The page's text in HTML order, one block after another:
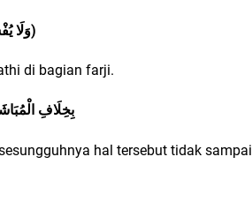
وَلَا يُفْسِدُهُ إِلَّا الْوَطْءُ فِيْ الْفَرْجِ)
di bagian farji.
بِخِلَافِ
hal tersebut tidak sampai